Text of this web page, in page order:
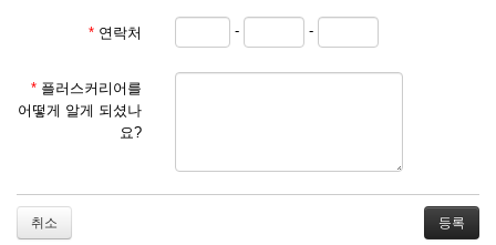
① 서비스 이용계약은 서비스 이용 희망자가 본 약관에 동의
가 이를 심사, 승낙함으로써 성립하며, 회사는 신청자의 실
명 확인 절차를 밟을 수 있습니다.
② 회원가입시 입력한 ID는 변경할 수 없으며, 회원 1인당 한
개의 ID가 발급됩니다. 부득이한 경우로 인해 변경하고자 하
을 거절하거나 취소할 수 있으며, 실명으로 등록하지 않은
* 연락처 - -
* 플러스커리어를
어떻게 알게 되셨나
요?
취소